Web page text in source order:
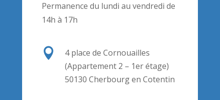
Permanence du lundi au vendredi de
14h à 17h

4 place de Cornouailles
(Appartement 2 – 1er étage)
50130 Cherbourg en Cotentin